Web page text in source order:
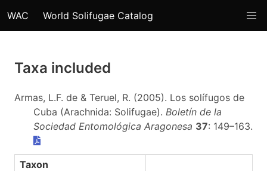
WAC World Solifugae Catalog
Taxa included
Armas, L.F. de & Teruel, R. (2005). Los solífugos de
Cuba (Arachnida: Solifugae). Boletín de la
Sociedad Entomológica Aragonesa 37: 149–163.
Taxon